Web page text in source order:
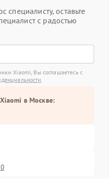
специалисту, оставьте
с радостью
Xiaomi, Вы соглашаетесь с
в Москве: